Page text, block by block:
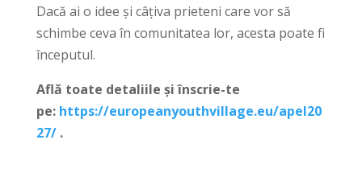
Dacă ai o idee și câțiva prieteni care vor să
schimbe ceva în comunitatea lor, acesta poate fi
începutul.
Află toate detaliile și înscrie-te
pe: https://europeanyouthvillage.eu/apel20
27/.